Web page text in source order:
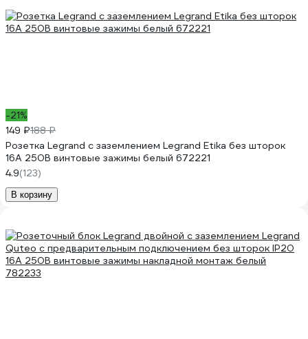
-21%
149 ₽188 ₽
Розетка Legrand с заземлением Legrand Etika без шторок
16А 250В винтовые зажимы белый 672221
4.9(123)
В корзину